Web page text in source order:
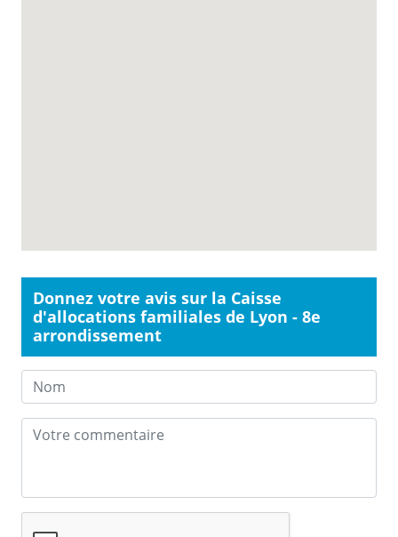
Donnez votre avis sur la Caisse
d'allocations familiales de Lyon - 8e
arrondissement